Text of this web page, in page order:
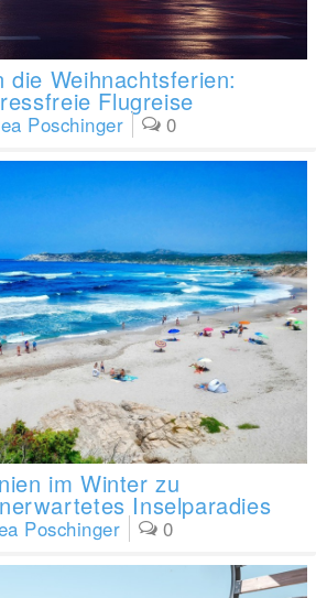
Poschinger 0
Weihnachtsferien:
Flugreise
Poschinger 0
im Winter zu
Inselparadies